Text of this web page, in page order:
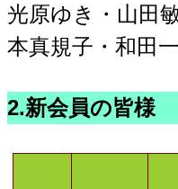
光原ゆき・山田
本真規子・和田
2.新会員の皆様